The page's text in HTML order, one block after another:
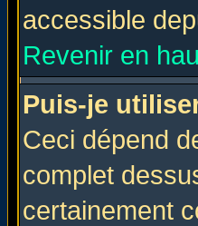
accessible
Revenir en
Puis-je
Ceci dépend
complet
certainement